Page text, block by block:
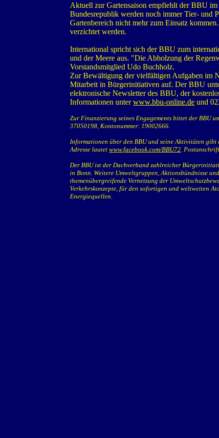
Aktuell zur Gartensaison empfiehlt der BBU
Bundesrepublik werden noch immer Tier- und
Gartenbereich nicht mehr zum Einsatz
verzichtet werden.
International spricht sich der BBU zum
und der Meere aus. "Die Abholzung der
Vorstandsmitglied Udo Buchholz.
Zur Bewältigung der vielfältigen Aufgaben im
Mitarbeit in Bürgerinitiativen auf. Der BBU
elektronische Newsletter des BBU, der
Informationen unterwww.bbu-online.de und
Zur Finanzierung seines Engagements bittet der BBU
37050198, Kontonummer: 19002666.
Informationen über den BBU und seine Aktivitäten gibt
Adresse lautet www.facebook.com/BBU72.
Der BBU ist der Dachverband zahlreicher
in Bonn. Weitere Umweltgruppen, Aktionsbündnisse
themenübergreifende Vernetzung der
Verkehrskonzepte, für den sofortigen und weltweiten
Energiequellen.